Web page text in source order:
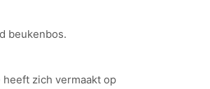
beukenbos.
heeft zich vermaakt op